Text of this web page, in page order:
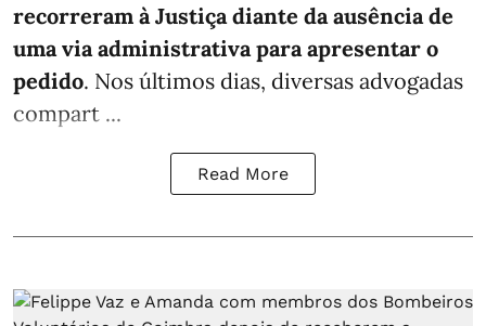
recorreram à Justiça diante da ausência de
uma via administrativa para apresentar o
pedido. Nos últimos dias, diversas advogadas
compart ...
Read More